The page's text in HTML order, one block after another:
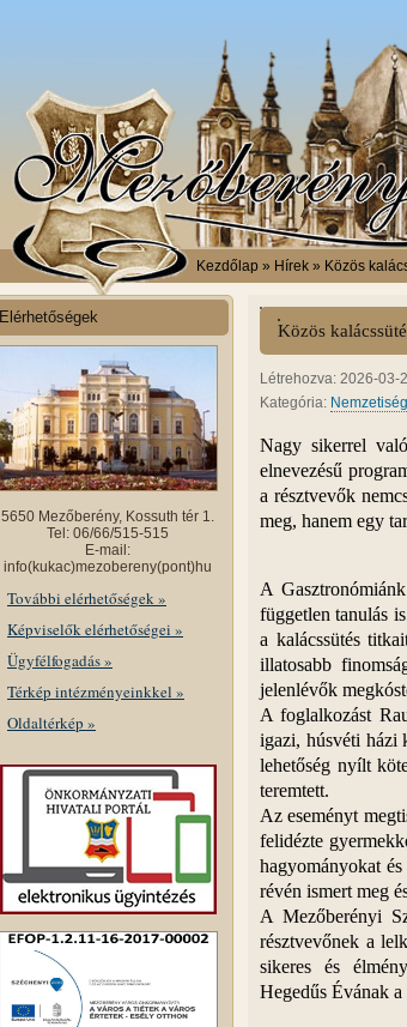
Kezdőlap » Hírek » Közös
Elérhetőségek
5650 Mezőberény, Kossuth tér 1.
Tel: 06/66/515-515
E-mail:
info(kukac)mezobereny(pont)hu
További elérhetőségek »
Képviselők elérhetőségei »
Ügyfélfogadás »
Térkép intézményeinkkel »
Oldaltérkép »
Közös
Létrehozva: 2026-03-
Kategória:
Nagy sikerrel
elnevezésű
a résztvevők
meg, hanem egy
A
független tanulás
a kalácssütés
illatosabb
jelenlévők
A foglalkozást
igazi, húsvéti házi
lehetőség nyílt
teremtett.
Az eseményt
felidézte
hagyományokat
révén ismert meg
A Mezőberényi
résztvevőnek a
sikeres és
Hegedűs Évának